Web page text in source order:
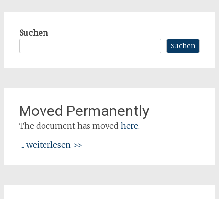
Suchen
Suchen
Moved Permanently
The document has moved here.
... weiterlesen >>